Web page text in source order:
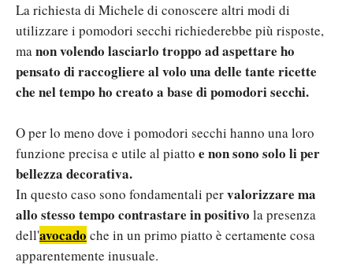
La richiesta di Michele di conoscere altri modi di
utilizzare i pomodori secchi richiederebbe più risposte,
manon volendo lasciarlo troppo ad aspettare ho
pensato di raccogliere al volo una delle tante ricette
che nel tempo ho creato a base di pomodori secchi.
O per lo meno dove i pomodori secchi hanno una loro
funzione precisa e utile al piatto e non sono solo li per
bellezza decorativa.
In questo caso sono fondamentali pervalorizzare ma
allo stesso tempo contrastare in positivo la presenza
dell'avocado che in un primo piatto è certamente cosa
apparentemente inusuale.